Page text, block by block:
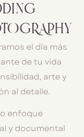
el día más
de tu vida
arte y
al detalle.
enfoque
y documental